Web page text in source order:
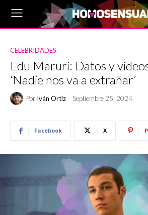
CELEBRIDADES
Edu Maruri: Datos y
‘Nadie nos va a extrañar’
Por Iván Ortiz Septiembre 25, 2024
Facebook X